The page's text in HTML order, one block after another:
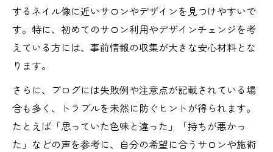
するネイル像に近いサロンやデザインを見つけやすいで
す。特に、初めてのサロン利用やデザインチェンジを考
えている方には、事前情報の収集が大きな安心材料とな
ります。
さらに、ブログには失敗例や注意点が記載されている場
合も多く、トラブルを未然に防ぐヒントが得られます。
たとえば「思っていた色味と違った」「持ちが悪かっ
た」などの声を参考に、自分の希望に合うサロンや施術